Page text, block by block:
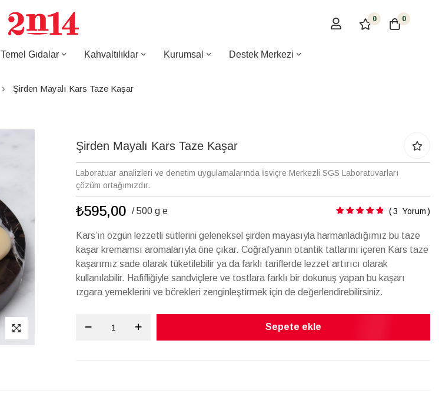
0 0
Temel Gıdalar Kahvaltılıklar Kurumsal Destek Merkezi
Şirden Mayalı Kars Taze Kaşar
Şirden Mayalı Kars Taze Kaşar
Laboratuar analizleri ve denetim uygulamalarında İsviçre Merkezli SGS Laboratuvarları
çözüm ortağımızdır.
₺595,00 / 500 g e Puanlama: 3 Yorum
Kars’ın özgün lezzetli sütlerini geleneksel şirden mayasıyla harmanladığımız bu taze
kaşar kremamsı aromalarıyla öne çıkar. Coğrafyanın otantik tatlarını içeren Kars taze
kaşarımız sade olarak tüketilebilir ya da farklı tariflerde lezzet artırıcı olarak
kullanılabilir. Hafifliğiyle sandviçlere ve tostlara farklı bir dokunuş yapan bu kaşarı
ızgara yemeklerini ve börekleri zenginleştirmek için de değerlendirebilirsiniz.
Sepete ekle